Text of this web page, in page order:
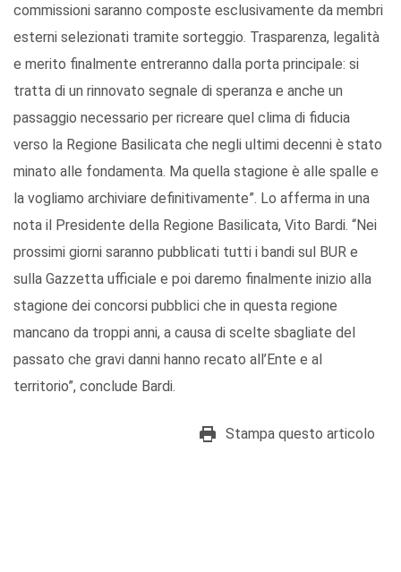
commissioni saranno composte esclusivamente da membri
esterni selezionati tramite sorteggio. Trasparenza, legalità
e merito finalmente entreranno dalla porta principale: si
tratta di un rinnovato segnale di speranza e anche un
passaggio necessario per ricreare quel clima di fiducia
verso la Regione Basilicata che negli ultimi decenni è stato
minato alle fondamenta. Ma quella stagione è alle spalle e
la vogliamo archiviare definitivamente”. Lo afferma in una
nota il Presidente della Regione Basilicata, Vito Bardi. “Nei
prossimi giorni saranno pubblicati tutti i bandi sul BUR e
sulla Gazzetta ufficiale e poi daremo finalmente inizio alla
stagione dei concorsi pubblici che in questa regione
mancano da troppi anni, a causa di scelte sbagliate del
passato che gravi danni hanno recato all’Ente e al
territorio”, conclude Bardi.
Stampa questo articolo